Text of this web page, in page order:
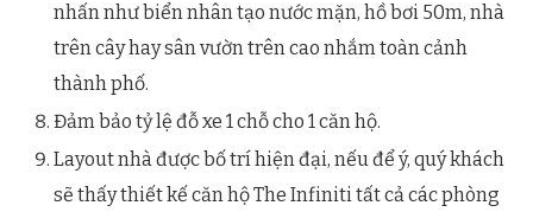
nhấn như biển nhân tạo nước mặn, hồ bơi 50m, nhà
trên cây hay sân vườn trên cao nhắm toàn cảnh
thành phố.
Đảm bảo tỷ lệ đỗ xe 1 chỗ cho 1 căn hộ.
Layout nhà được bố trí hiện đại, nếu để ý, quý khách
sẽ thấy thiết kế căn hộ The Infiniti tất cả các phòng